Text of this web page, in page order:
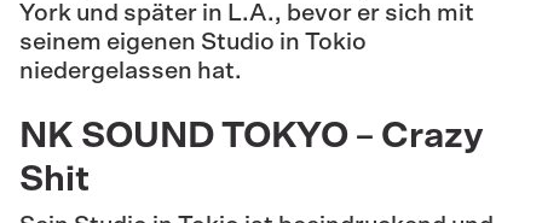
York und später in L.A., bevor er sich mit
seinem eigenen Studio in Tokio
niedergelassen hat.
NK SOUND TOKYO – Crazy
Shit